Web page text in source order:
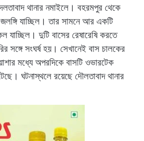
থানার নমাইলে। বহরমপুর থেকে
যাচ্ছিল। তার সামনে আর একটি
যাচ্ছিল। দুটি বাসের রেষারেষি করতে
সঙ্গে সংঘর্ষ হয়। সেখানেই বাস চালকের
মধ্যে অপরদিকে বাসটি ওভারটেক
ঘটনাস্থলে রয়েছে দৌলতাবাদ থানার